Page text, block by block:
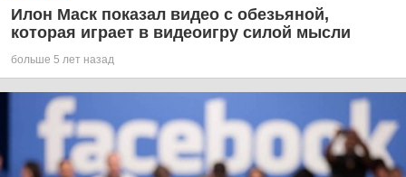
Илон Маск показал видео с обезьяной,
которая играет в видеоигру силой мысли
больше 5 лет назад